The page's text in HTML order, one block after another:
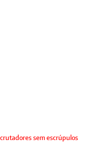
sem escrúpulos